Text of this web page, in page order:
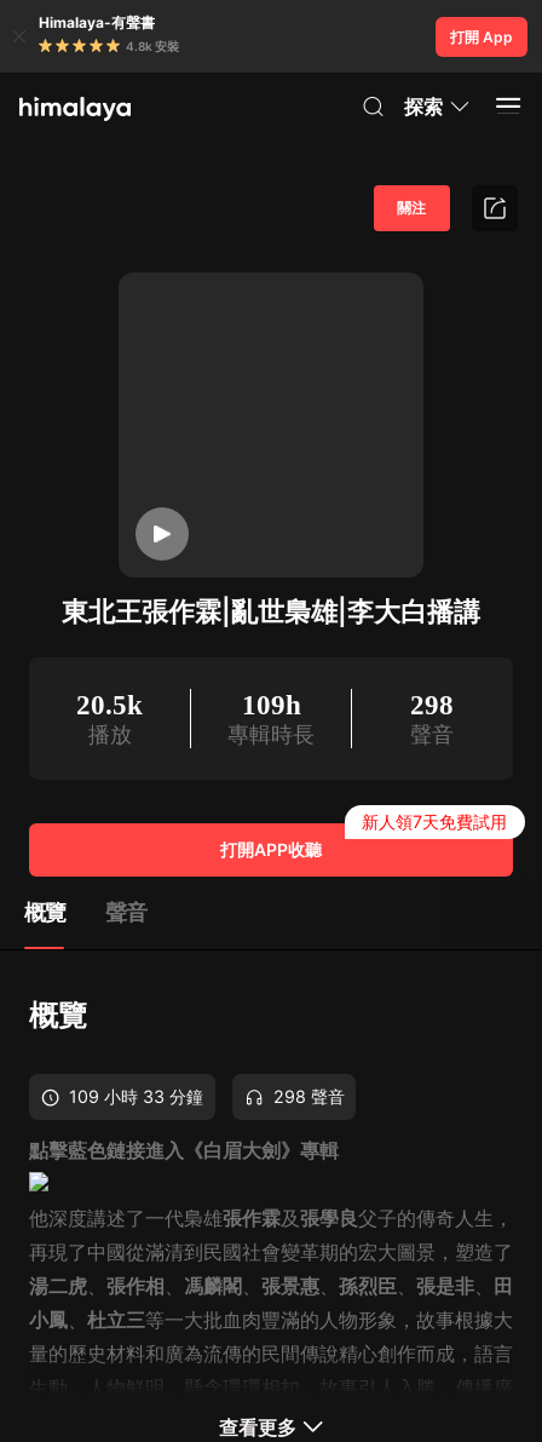
Himalaya-有聲書
4.8k 安裝
打開 App
探索
東北王張作霖|亂世梟雄|李大白播講
關注
20.5k
播放
109h
專輯時長
298
聲音
打開APP收聽
新人領7天免費試用
概覽 聲音
概覽
109 小時 33 分鐘 298 聲音
點擊藍色鏈接進入《白眉大劍》專輯
他深度講述了一代梟雄張作霖及張學良父子的傳奇人生，
再現了中國從滿清到民國社會變革期的宏大圖景，塑造了
湯二虎、 張作相 、 馮麟閣 、 張景惠、 孫烈臣、 張是非、
田
小鳳、 杜立三等一大批血肉豐滿的人物形象，故事根據大
量的歷史材料和廣為流傳的民間傳說精心創作而成，語言
生動，人物鮮明，懸念環環相扣，故事引人入勝，傳播廣
泛。在講述張氏父子傳奇經歷的同時，本書還描述了清末
查看更多